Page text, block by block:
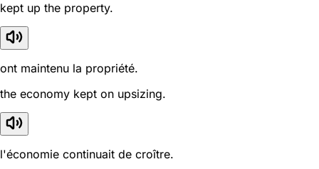
kept up the property.
ont maintenu la propriété.
the economy kept on upsizing.
l'économie continuait de croître.